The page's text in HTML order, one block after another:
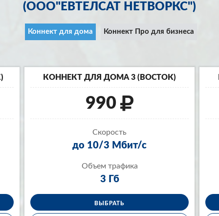
(ООО"ЕВТЕЛСАТ НЕТВОРКС")
Коннект для дома Коннект Про для бизнеса
КОННЕКТ ДЛЯ ДОМА 3 (ВОСТОК)
990
Скорость
до 10/3 Мбит/с
Объем трафика
3 Гб
ВЫБРАТЬ